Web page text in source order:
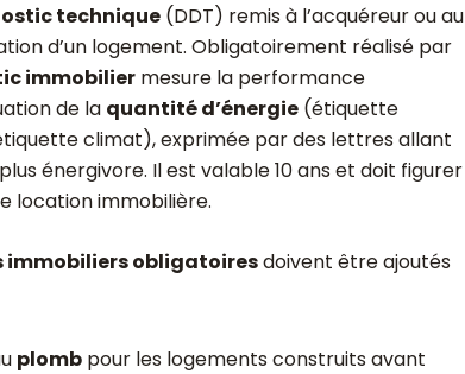
technique (DDT) remis à l’acquéreur ou au
d’un logement. Obligatoirement réalisé par
immobilier mesure la performance
de la quantité d’énergie (étiquette
climat), exprimée par des lettres allant
énergivore. Il est valable 10 ans et doit figurer
location immobilière.
immobiliers obligatoiresdoivent être ajoutés
plomb pour les logements construits avant